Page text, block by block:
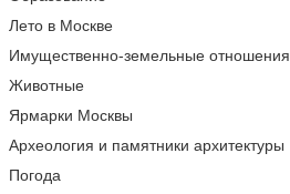
Лето в Москве
Имущественно-земельные отношения
Животные
Ярмарки Москвы
Археология и памятники архитектуры
Погода